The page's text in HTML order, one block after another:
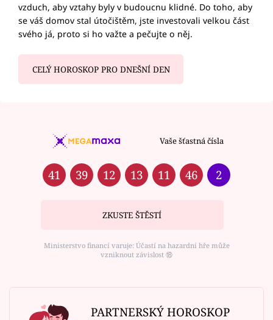
vzduch, aby vztahy byly v budoucnu klidné. Do toho, aby
se váš domov stal útočištěm, jste investovali velkou část
svého já, proto si ho važte a pečujte o něj.
CELÝ HOROSKOP PRO DNEŠNÍ DEN
Vaše šťastná čísla
41 39 12 13 11 46 2
ZKUSTE ŠTĚSTÍ
Ministerstvo financí varuje: Účastí na hazardní hře může
vzniknout závislost ⑱
PARTNERSKÝ HOROSKOP